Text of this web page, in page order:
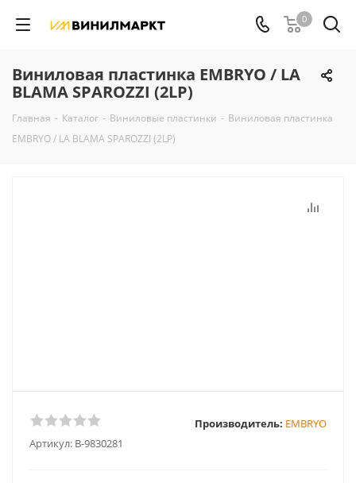
0
Виниловая пластинка EMBRYO / LA
BLAMA SPAROZZI (2LP)
Главная - Каталог - Виниловые пластинки - Виниловая пластинка
EMBRYO / LA BLAMA SPAROZZI (2LP)
Артикул: B-9830281
Производитель: EMBRYO